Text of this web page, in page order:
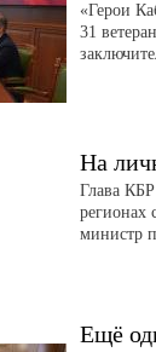
«Герои
31
На
Глава
регионах
министр
Ещё